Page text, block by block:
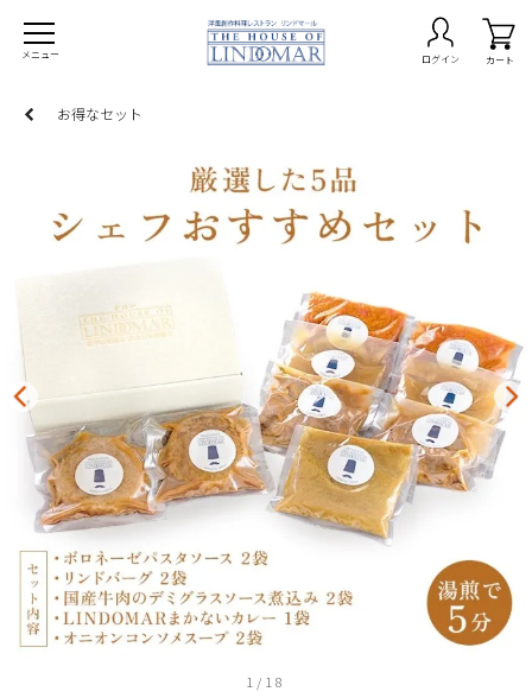
メニュー ログイン カート
-期間限定商品-
レー
ープ
ストラン
セット
ット
お得なセット
1 / 18